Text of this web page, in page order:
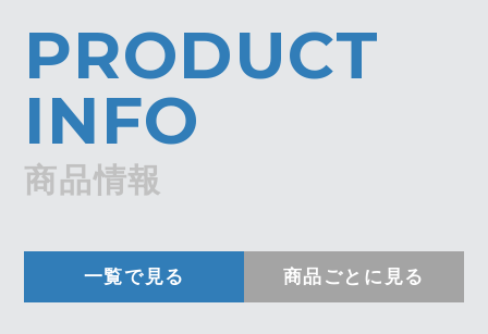
PRODUCT
INFO
商品情報
一覧で見る 商品ごとに見る